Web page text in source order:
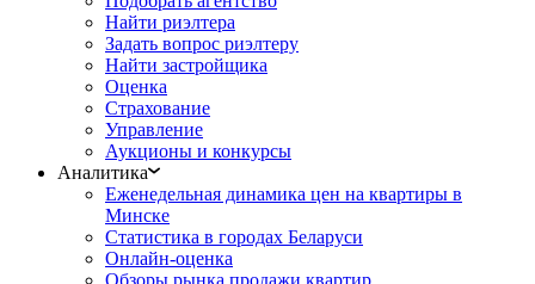
Найти риэлтера
Задать вопрос риэлтеру
Найти застройщика
Оценка
Страхование
Управление
Аукционы и конкурсы
Аналитика
Еженедельная динамика цен на квартиры в
Минске
Статистика в городах Беларуси
Онлайн-оценка
Обзоры рынка продажи квартир